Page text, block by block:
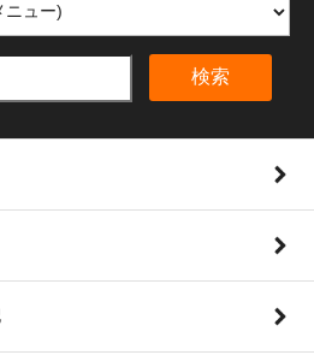
検索